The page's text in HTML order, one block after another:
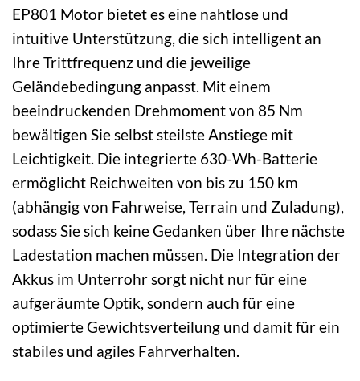
EP801 Motor bietet es eine nahtlose und
intuitive Unterstützung, die sich intelligent an
Ihre Trittfrequenz und die jeweilige
Geländebedingung anpasst. Mit einem
beeindruckenden Drehmoment von 85 Nm
bewältigen Sie selbst steilste Anstiege mit
Leichtigkeit. Die integrierte 630-Wh-Batterie
ermöglicht Reichweiten von bis zu 150 km
(abhängig von Fahrweise, Terrain und Zuladung),
sodass Sie sich keine Gedanken über Ihre nächste
Ladestation machen müssen. Die Integration der
Akkus im Unterrohr sorgt nicht nur für eine
aufgeräumte Optik, sondern auch für eine
optimierte Gewichtsverteilung und damit für ein
stabiles und agiles Fahrverhalten.